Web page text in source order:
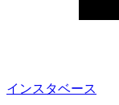
インスタベース